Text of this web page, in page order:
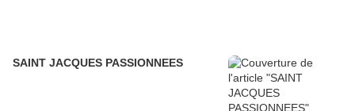
SAINT JACQUES PASSIONNEES